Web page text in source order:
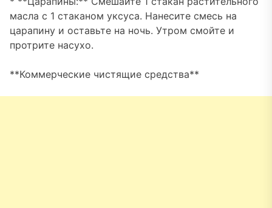
масла с 1 стаканом уксуса. Нанесите смесь на
царапину и оставьте на ночь. Утром смойте и
протрите насухо.
**Коммерческие чистящие средства**